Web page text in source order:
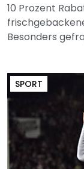
10 Prozent
Besonders
SPORT